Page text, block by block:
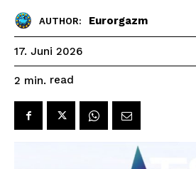
AUTHOR: Eurorgazm
17. Juni 2026
2 min. read